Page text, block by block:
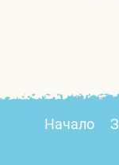
Начало